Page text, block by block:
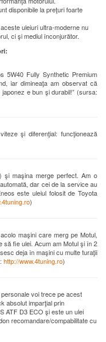
disponibile la preţuri foarte
uleiuri ultra-moderne nu
ci şi mediul înconjurător.
5W40 Fully Synthetic Premium
iar dimineaţa am observat că
e bun şi durabil!” (sursa:
şi diferenţial: funcţionează
şi maşina merge perfect. Am o
dar cei de la service au
este uleiul folosit de Toyota
)
maşini care merg pe Motul,
să fie ulei. Acum am Motul şi în 2
deja în maşini cu multe turaţii
http://www.4tuning.ro)
voi trece pe acest
absolut imparţial prin
ATF D3 ECO şi este un ulei
recomandare/compabilitate cu